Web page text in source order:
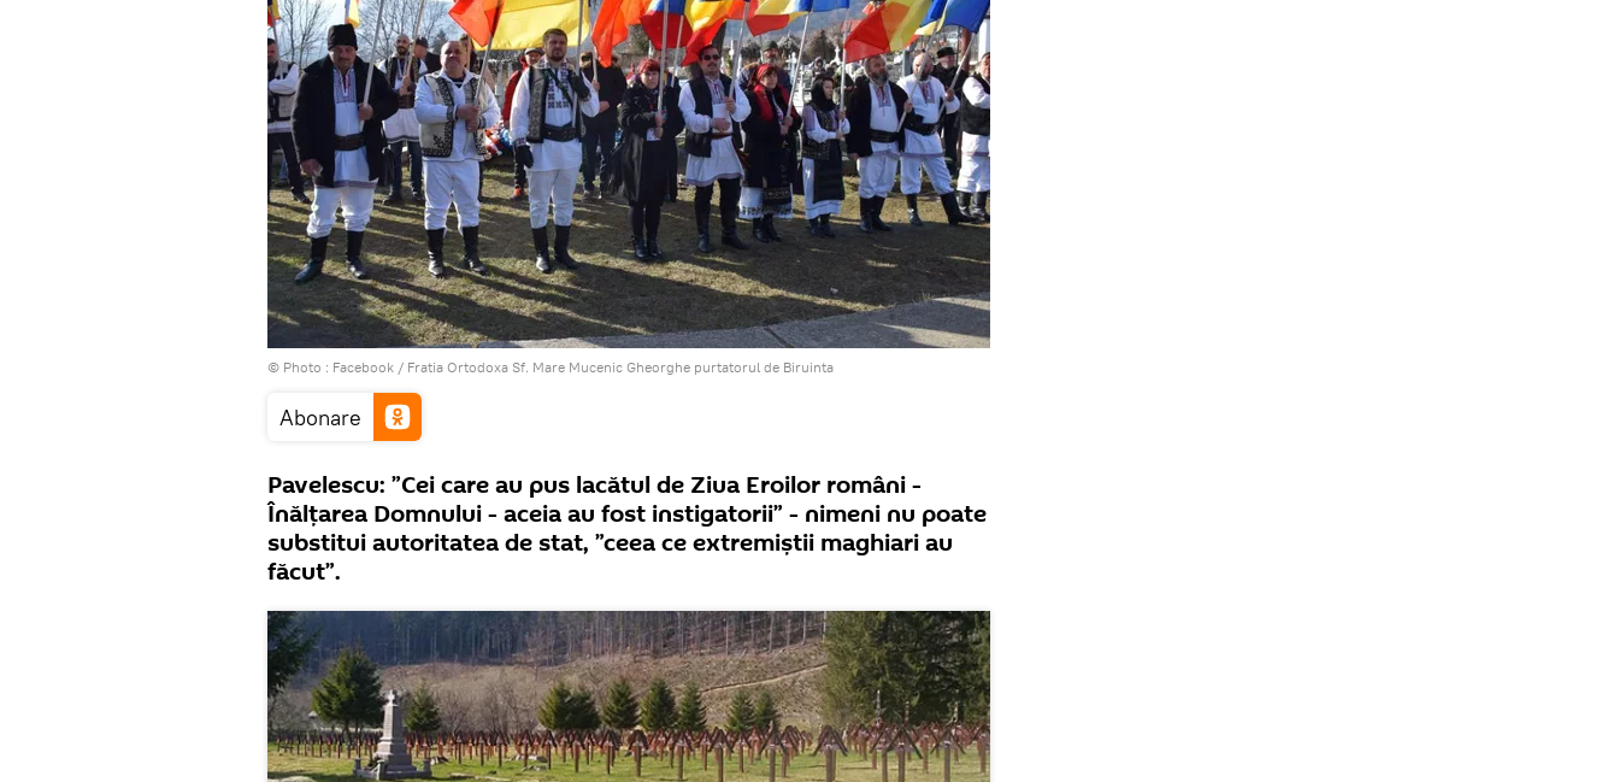
© Photo : Facebook / Fratia Ortodoxa Sf. Mare Mucenic Gheorghe purtatorul de Biruinta
Abonare
Pavelescu: ”Cei care au pus lacătul de Ziua Eroilor români -
Înălțarea Domnului - aceia au fost instigatorii” - nimeni nu poate
substitui autoritatea de stat, ”ceea ce extremiștii maghiari au
făcut”.